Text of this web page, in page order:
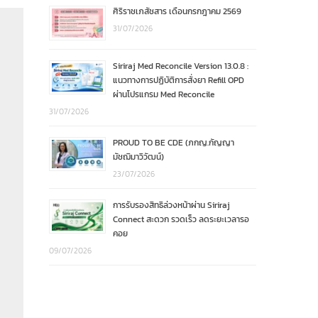
ศิริราชเภสัชสาร เดือนกรกฎาคม 2569
31/07/2026
Siriraj Med Reconcile Version 13.0.8 :
แนวทางการปฏิบัติการสั่งยา Refill OPD
ผ่านโปรแกรม Med Reconcile
31/07/2026
PROUD TO BE CDE (ภกญ.กัญญา
มัชฌิมาวิวัฒน์)
23/07/2026
การรับรองสิทธิล่วงหน้าผ่าน Siriraj
Connect สะดวก รวดเร็ว ลดระยะเวลารอ
คอย
09/07/2026